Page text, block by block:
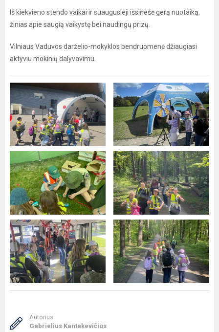
Iš kiekvieno stendo vaikai ir suaugusieji išsinešė gerą nuotaiką,
žinias apie saugią vaikystę bei naudingų prizų.
Vilniaus Vaduvos darželio-mokyklos bendruomenė džiaugiasi
aktyviu mokinių dalyvavimu.
Autorius:
Gabrielius Kantakevičius